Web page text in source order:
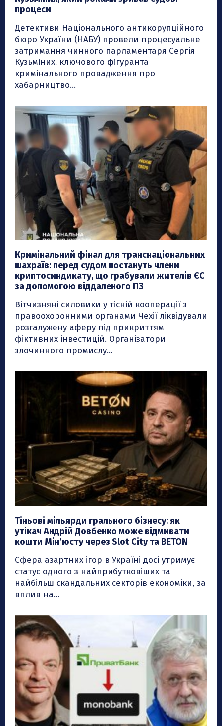
процеси
Детективи Національного антикорупційного
бюро України (НАБУ) провели процесуальне
затримання чинного парламентаря Сергія
Кузьміних, ключового фігуранта
кримінального провадження про
хабарництво...
Кримінальний фінал для транснаціональних
шахраїв: перед судом постануть члени
криптосиндикату, що грабували жителів ЄС
за допомогою віддаленого ПЗ
Вітчизняні силовики у тісній кооперації з
правоохоронними органами Чехії ліквідували
розгалужену аферу під прикриттям
фіктивних інвестицій. Організатори
злочинного промислу...
Тіньові мільярди грального бізнесу: як
утікач Андрій Довбенко може відмивати
кошти Мін’юсту через Slot City та BETON
Сфера азартних ігор в Україні досі утримує
статус одного з найприбутковіших та
найбільш скандальних секторів економіки, за
вплив на...